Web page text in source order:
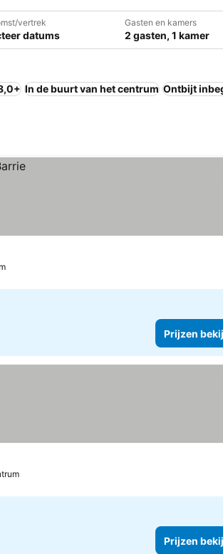
vertrek
datums
Gasten en kamers
2 gasten, 1 kamer
In de buurt van het centrum Ontbijt
Prijzen
Prijzen